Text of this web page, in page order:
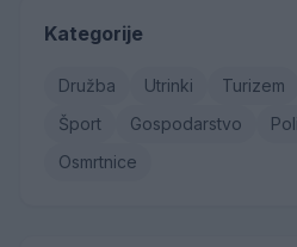
Kategorije
Družba Utrinki Turizem
Šport
Gospodarstvo
Osmrtnice